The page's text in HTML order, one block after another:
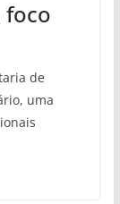
foco
de
uma